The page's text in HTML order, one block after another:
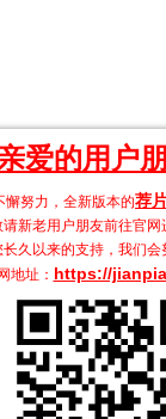
爱的用户
懈努力，全新版本的荐
新老用户朋友前往官网
久以来的支持，我们会
地址： https://
跟母亲Virginia(玛
情坠入爱河。可
死刑,抚养孩子的任
来说,一个新家庭成员
享受高速下载
第20集